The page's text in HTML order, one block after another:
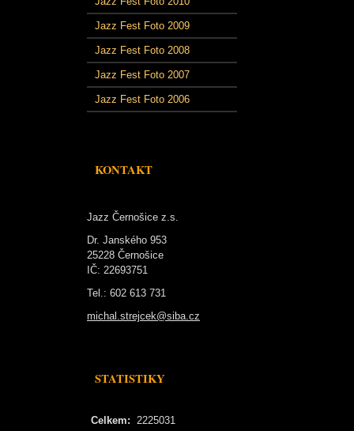
Jazz Fest Foto 2009
Jazz Fest Foto 2008
Jazz Fest Foto 2007
Jazz Fest Foto 2006
KONTAKT
Jazz Černošice z.s.
Dr. Janského 953
25228 Černošice
IČ: 22693751
Tel.: 602 613 731
michal.strejcek@siba.cz
STATISTIKY
Celkem: 2225031